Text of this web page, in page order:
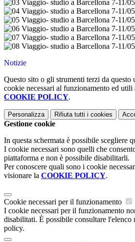
Notizie
Questo sito o gli strumenti terzi da
cookie necessari al funzionamento ed
COOKIE POLICY.
Personalizza Rifiuta tutti i cookies
Gestione cookie
In questa schermata è possibile scegliere
I cookie necessari sono quelli che
piattaforma e non è possibile disabilitarli.
Per conoscere quali sono i cookie
visionare la COOKIE POLICY.
Cookie necessari per il funzionamento
I cookie necessari per il funzionamento
disabilitati. È possibile consultare l'elenco
policy.